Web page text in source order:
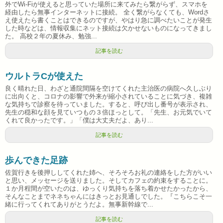
外でWi-Fiが使えると思っていた場所に来てみたら繋がらず、スマホを
経由したら無事インターネットに接続。 全く繋がらなくても、Wordさ
え使えたら書くことはできるのですが、やはり急に調べたいことが発生
した時などは、情報収集にネット接続は欠かせないものになってきまし
た。 高校２年の夏休み、勉強...
記事を読む
ウルトラCが使えた
良く晴れた日、わざと通院間隔を空けてくれた主治医の病院へ久しぶり
に出向くと、コロナの影響で外来が縮小されていることに気づき、複雑
な気持ちで診察を待っていました。すると、呼び出し番号が表示され、
先生の穏和な顔を見ていつもの３倍ほっとして。「先生、お元気でいて
くれて良かったです。」「僕は大丈夫だよ、あり...
記事を読む
歩んできた足跡
佐賀行きを後押ししてくれた姉へ、そろそろお礼の連絡をした方がいい
と思い、メッセージを送りました。そしてカフェの約束をすることに。
１か月程間が空いたのは、ゆっくり気持ちを落ち着かせたかったから、
そんなことまでネネちゃんにはきっとお見通しでした。『こちらこそ一
緒に行ってくれてありがとうだよ。無事新幹線で...
記事を読む